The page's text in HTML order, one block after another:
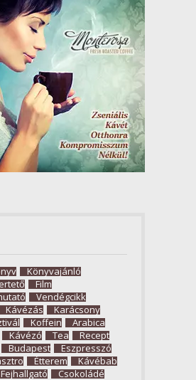
Könyvajánló
Film
Vendégcikk
Kávézás
Karácsony
Koffein
Arabica
Kávézó Tea
Recept
Budapest
Eszpresszó
Étterem
Kávébab
Fejhallgató
Csokoládé